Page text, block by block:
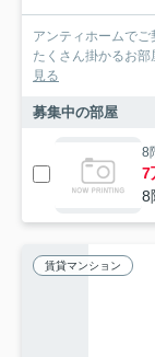
アンティホームで
たくさん掛かるお部
見る
募集中の部屋
8
7
8
賃貸マンション